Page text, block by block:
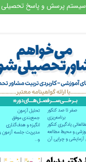
سیستم پرسش و پاسخ تحصیلی